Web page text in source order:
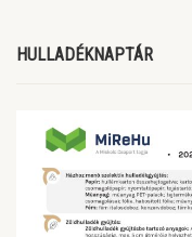
HULLADÉKNAPTÁR